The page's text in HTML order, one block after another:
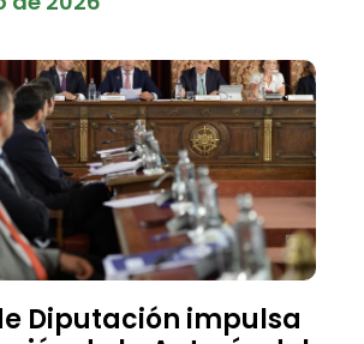
Diputación impulsa